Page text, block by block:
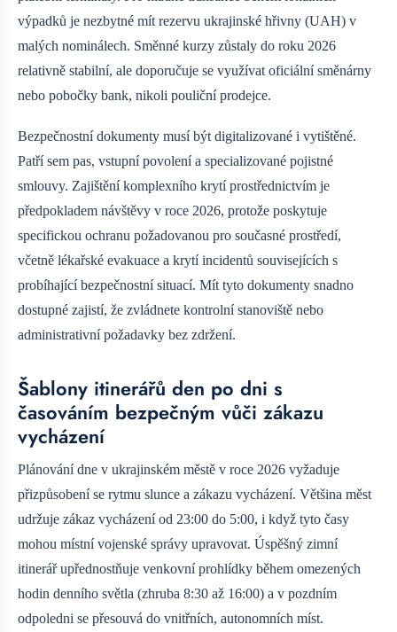
výpadků je nezbytné mít rezervu ukrajinské hřivny (UAH) v
malých nominálech. Směnné kurzy zůstaly do roku 2026
relativně stabilní, ale doporučuje se využívat oficiální směnárny
nebo pobočky bank, nikoli pouliční prodejce.
Bezpečnostní dokumenty musí být digitalizované i vytištěné.
Patří sem pas, vstupní povolení a specializované pojistné
smlouvy. Zajištění komplexního krytí prostřednictvím je
předpokladem návštěvy v roce 2026, protože poskytuje
specifickou ochranu požadovanou pro současné prostředí,
včetně lékařské evakuace a krytí incidentů souvisejících s
probíhající bezpečnostní situací. Mít tyto dokumenty snadno
dostupné zajistí, že zvládnete kontrolní stanoviště nebo
administrativní požadavky bez zdržení.
Šablony itinerářů den po dni s
časováním bezpečným vůči zákazu
vycházení
Plánování dne v ukrajinském městě v roce 2026 vyžaduje
přizpůsobení se rytmu slunce a zákazu vycházení. Většina měst
udržuje zákaz vycházení od 23:00 do 5:00, i když tyto časy
mohou místní vojenské správy upravovat. Úspěšný zimní
itinerář upřednostňuje venkovní prohlídky během omezených
hodin denního světla (zhruba 8:30 až 16:00) a v pozdním
odpoledni se přesouvá do vnitřních, autonomních míst.